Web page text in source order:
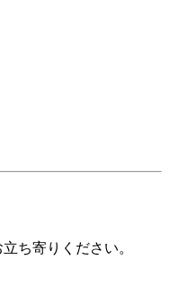
ち寄りください。